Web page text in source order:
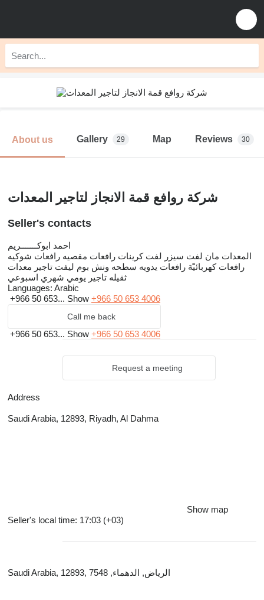
About us Gallery 29 Map Reviews 30
شركة روافع قمة الانجاز لتاجير المعدات
Seller's contacts
احمد ابوكـــــــريم
المعدات مان لفت سيزر لفت كرينات رافعات مقصيه رافعات شوكيه
رافعات كهربائيّة رافعات يدويه سطحه ونش بوم ليفت تاجير معدات
ثقيله تاجير يومي شهري اسبوعي
Languages: Arabic
+966 50 653... Show +966 50 653 4006
Call me back
+966 50 653... Show +966 50 653 4006
Request a meeting
Address
Saudi Arabia, 12893, Riyadh, Al Dahma
Show map
Seller's local time: 17:03 (+03)
Saudi Arabia, 12893, الرياض, الدهماء, 7548